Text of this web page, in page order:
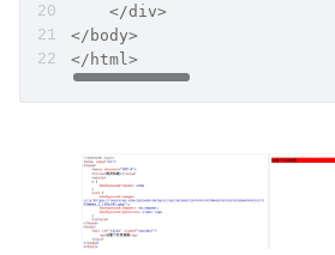
    </div>
</body>
</html>